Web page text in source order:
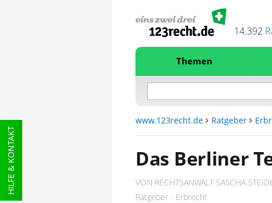
HILFE & KONTAKT
14.392
Themen
www.123recht.de Ratgeber
Das Berliner
VON RECHTSANWALT SASCHA
Ratgeber - Erbrecht